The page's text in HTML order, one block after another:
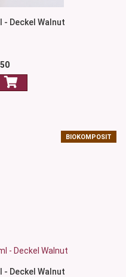
- Deckel Walnut
BIOKOMPOSIT
- Deckel Walnut